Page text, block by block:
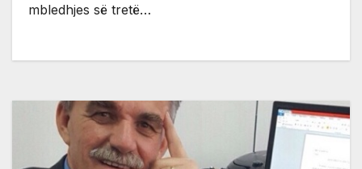
mbledhjes së tretë…